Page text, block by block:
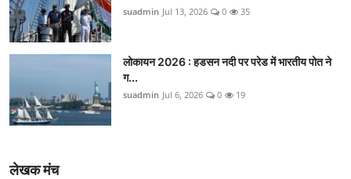
suadmin Jul 13, 2026 0 35
लोकायन 2026 : हडसन नदी पर परेड में भारतीय पोत ने
ग...
suadmin Jul 6, 2026 0 19
लेखक मंच